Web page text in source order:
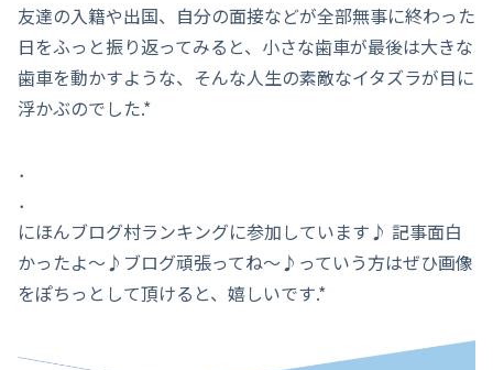
友達の入籍や出国、自分の面接などが全部無事に終わった
日をふっと振り返ってみると、小さな歯車が最後は大きな
歯車を動かすような、そんな人生の素敵なイタズラが目に
浮かぶのでした.*
．
．
にほんブログ村ランキングに参加しています♪ 記事面白
かったよ～♪ブログ頑張ってね～♪っていう方はぜひ画像
をぽちっとして頂けると、嬉しいです.*